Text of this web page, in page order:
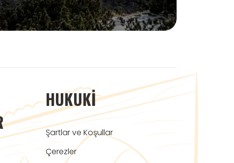
HUKUKI
Şartlar ve Koşullar
Çerezler